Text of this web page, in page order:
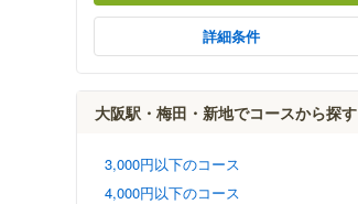
詳細条件
大阪駅・梅田・新地でコースから探す
3,000円以下のコース
4,000円以下のコース